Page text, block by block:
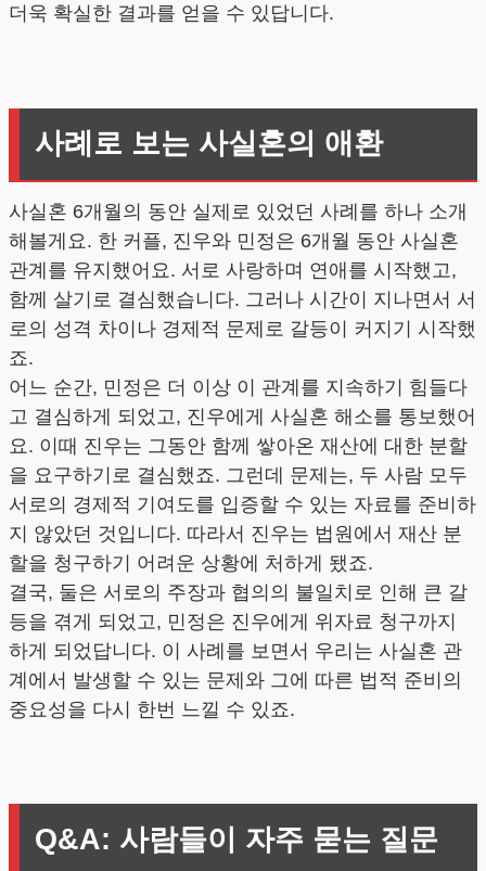
더욱 확실한 결과를 얻을 수 있답니다.
사례로 보는 사실혼의 애환
사실혼 6개월의 동안 실제로 있었던 사례를 하나 소개
해볼게요. 한 커플, 진우와 민정은 6개월 동안 사실혼
관계를 유지했어요. 서로 사랑하며 연애를 시작했고,
함께 살기로 결심했습니다. 그러나 시간이 지나면서 서
로의 성격 차이나 경제적 문제로 갈등이 커지기 시작했
죠.
어느 순간, 민정은 더 이상 이 관계를 지속하기 힘들다
고 결심하게 되었고, 진우에게 사실혼 해소를 통보했어
요. 이때 진우는 그동안 함께 쌓아온 재산에 대한 분할
을 요구하기로 결심했죠. 그런데 문제는, 두 사람 모두
서로의 경제적 기여도를 입증할 수 있는 자료를 준비하
지 않았던 것입니다. 따라서 진우는 법원에서 재산 분
할을 청구하기 어려운 상황에 처하게 됐죠.
결국, 둘은 서로의 주장과 협의의 불일치로 인해 큰 갈
등을 겪게 되었고, 민정은 진우에게 위자료 청구까지
하게 되었답니다. 이 사례를 보면서 우리는 사실혼 관
계에서 발생할 수 있는 문제와 그에 따른 법적 준비의
중요성을 다시 한번 느낄 수 있죠.
Q&A: 사람들이 자주 묻는 질문